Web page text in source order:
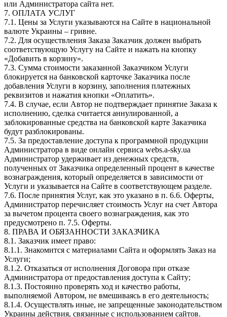
или Администратора сайта нет.
7. ОПЛАТА УСЛУГ
7.1. Цены за Услуги указываются на Сайте в национальной
валюте Украины – гривне.
7.2. Для осуществления Заказа Заказчик должен выбрать
соответствующую Услугу на Сайте и нажать на кнопку
«Добавить в корзину».
7.3. Сумма стоимости заказанной Заказчиком Услуги
блокируется на банковской карточке Заказчика после
добавления Услуги в корзину, заполнения платежных
реквизитов и нажатия кнопки «Оплатить».
7.4. В случае, если Автор не подтверждает принятие Заказа к
исполнению, сделка считается аннулированной, а
заблокированные средства на банковской карте Заказчика
будут разблокированы.
7.5. За предоставление доступа к программной продукции
Администратора в виде онлайн сервиса webs.a-sky.ua
Администратор удерживает из денежных средств,
полученных от Заказчика определенный процент в качестве
вознаграждения, который определяется в зависимости от
Услуги и указывается на Сайте в соответствующем разделе.
7.6. После принятия Услуг, как это указано в п. 6.6. Оферты,
Администратор перечисляет стоимость Услуг на счет Автора
за вычетом процента своего вознаграждения, как это
предусмотрено п. 7.5. Оферты.
8. ПРАВА И ОБЯЗАННОСТИ ЗАКАЗЧИКА
8.1. Заказчик имеет право:
8.1.1. Знакомится с материалами Сайта и оформлять Заказ на
Услуги;
8.1.2. Отказаться от исполнения Договора при отказе
Администратора от предоставления доступа к Сайту;
8.1.3. Постоянно проверять ход и качество работы,
выполняемой Автором, не вмешиваясь в его деятельность;
8.1.4. Осуществлять иные, не запрещенные законодательством
Украины действия, связанные с использованием сайтов.